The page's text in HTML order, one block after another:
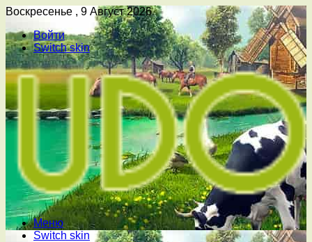
Воскресенье , 9 Август 2026
Войти
Switch skin
Меню
Switch skin